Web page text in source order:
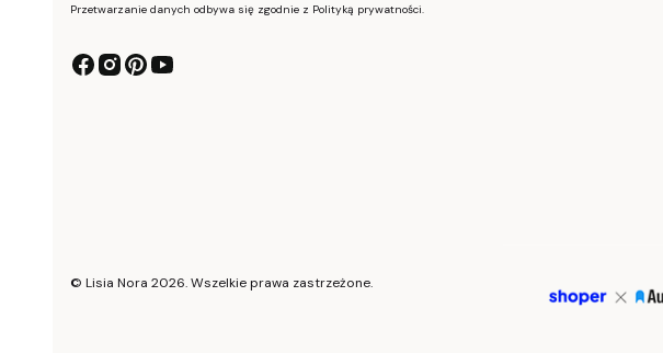
Przetwarzanie danych odbywa się zgodnie z Polityką prywatności.
© Lisia Nora 2026. Wszelkie prawa zastrzeżone.